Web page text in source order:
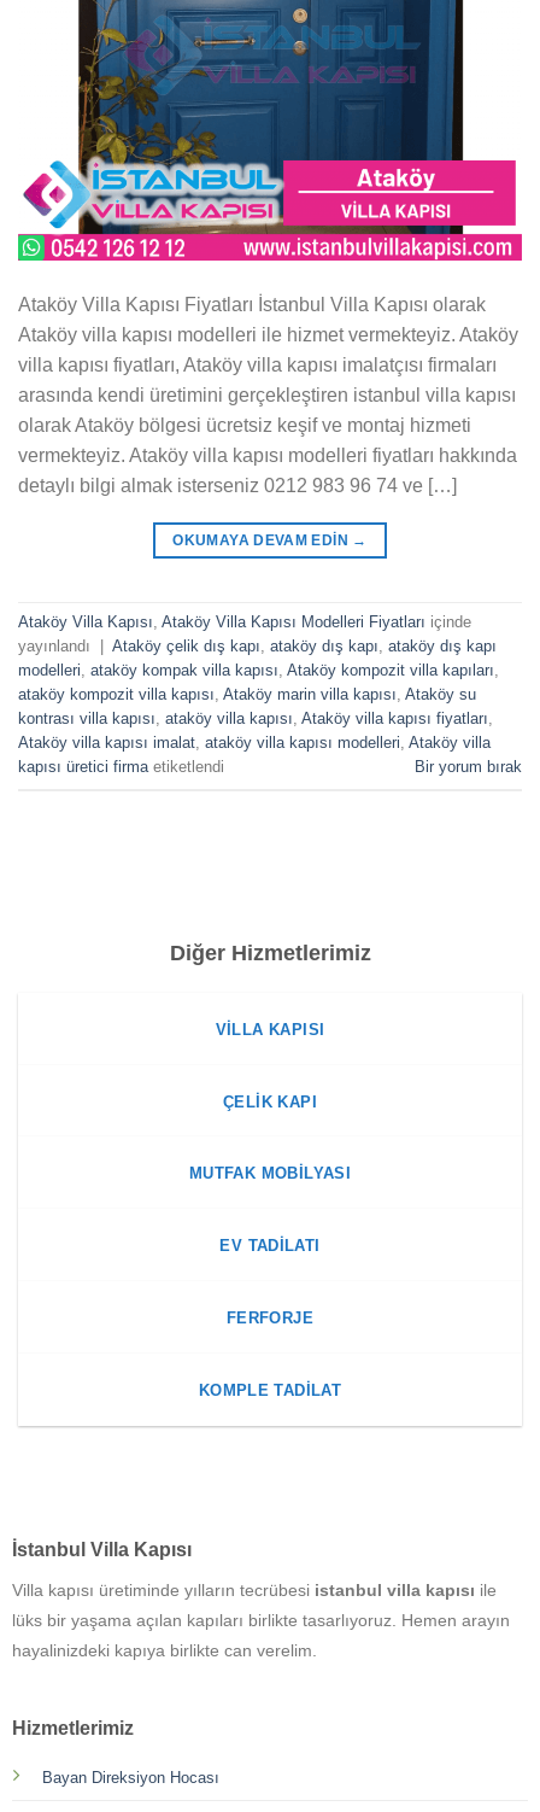
Ataköy Villa Kapısı Fiyatları İstanbul Villa Kapısı olarak
Ataköy villa kapısı modelleri ile hizmet vermekteyiz. Ataköy
villa kapısı fiyatları, Ataköy villa kapısı imalatçısı firmaları
arasında kendi üretimini gerçekleştiren istanbul villa kapısı
olarak Ataköy bölgesi ücretsiz keşif ve montaj hizmeti
vermekteyiz. Ataköy villa kapısı modelleri fiyatları hakkında
detaylı bilgi almak isterseniz 0212 983 96 74 ve […]
OKUMAYA DEVAM EDIN →
Ataköy Villa Kapısı, Ataköy Villa Kapısı Modelleri Fiyatları içinde
yayınlandı
Ataköy çelik dış kapı, ataköy dış kapı, ataköy dış kapı
modelleri, ataköy kompak villa kapısı, Ataköy kompozit villa kapıları,
ataköy kompozit villa kapısı, Ataköy marin villa kapısı, Ataköy su
kontrası villa kapısı, ataköy villa kapısı, Ataköy villa kapısı fiyatları,
Ataköy villa kapısı imalat, ataköy villa kapısı modelleri, Ataköy villa
kapısı üretici firmaetiketlendi Bir yorum bırak
Diğer Hizmetlerimiz
VILLA KAPISI
ÇELIK KAPI
MUTFAK MOBILYASI
EV TADILATI
FERFORJE
KOMPLE TADILAT
İstanbul Villa Kapısı
Villa kapısı üretiminde yılların tecrübesi istanbul villa kapısı ile
lüks bir yaşama açılan kapıları birlikte tasarlıyoruz. Hemen arayın
hayalinizdeki kapıya birlikte can verelim.
Hizmetlerimiz
Bayan Direksiyon Hocası